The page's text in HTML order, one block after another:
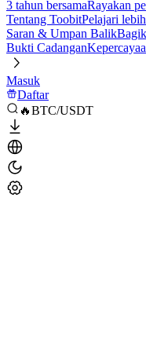
3 tahun bersamaRayakan
Tentang ToobitPelajari
Saran & Umpan Balik
Bukti Cadangan
Masuk
Daftar
🔥BTC/USDT